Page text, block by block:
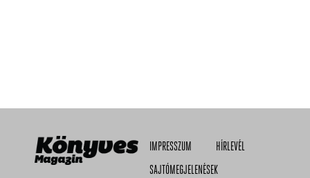
IMPRESSZUM
HÍRLEVÉL
SAJTÓMEGJELENÉSEK